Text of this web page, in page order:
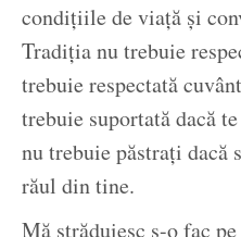
condițiile de viață și
Tradiția nu trebuie
trebuie respectată
trebuie suportată dacă
nu trebuie păstrați
răul din tine.
Mă străduiesc s-o fac